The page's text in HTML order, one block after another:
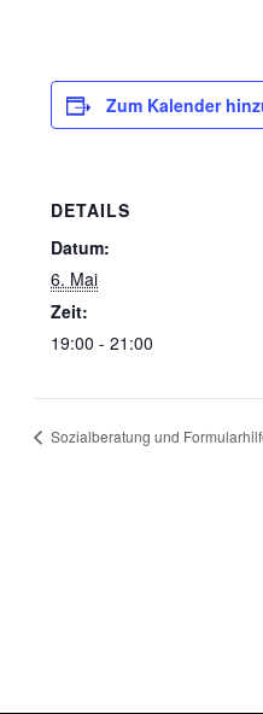
Zum Kalender
DETAILS
Datum:
6. Mai
Zeit:
19:00 - 21:00
Sozialberatung und